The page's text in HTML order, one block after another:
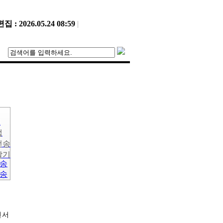
집 : 2026.05.24 08:59 |
송